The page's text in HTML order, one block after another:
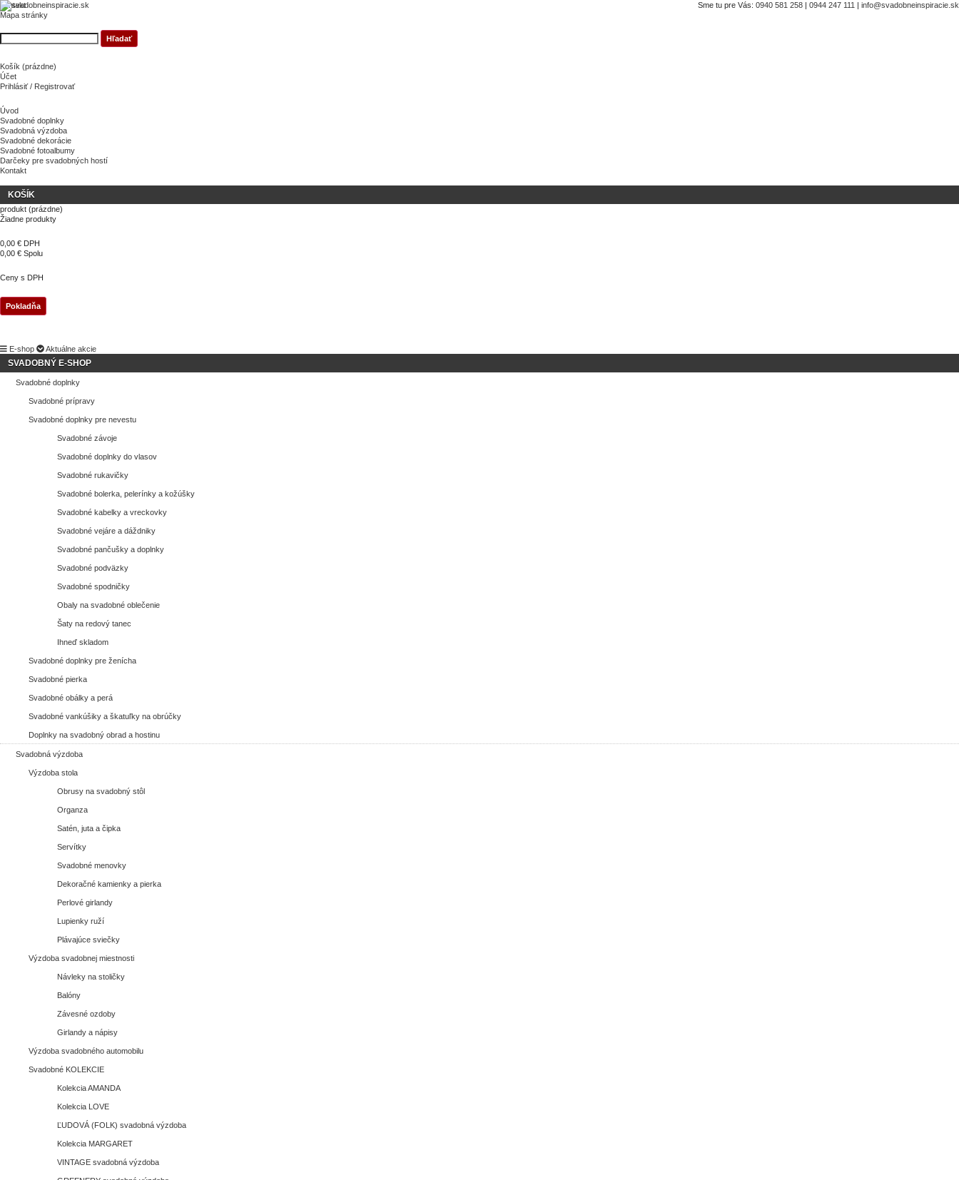
Sme tu pre Vás: 0940 581 258 | 0944 247 111 | info@svadobneinspiracie.sk
kontakt
Mapa stránky
Košík (prázdne)
Účet
Prihlásiť / Registrovať
Úvod
Svadobné doplnky
Svadobná výzdoba
Svadobné dekorácie
Svadobné fotoalbumy
Darčeky pre svadobných hostí
Kontakt
KOŠÍK
produkt (prázdne)
Žiadne produkty
0,00 € DPH
0,00 € Spolu
Ceny s DPH
Pokladňa
E-shop Aktuálne akcie
SVADOBNÝ E-SHOP
Svadobné doplnky
Svadobné prípravy
Svadobné doplnky pre nevestu
Svadobné závoje
Svadobné doplnky do vlasov
Svadobné rukavičky
Svadobné bolerka, pelerínky a kožúšky
Svadobné kabelky a vreckovky
Svadobné vejáre a dáždniky
Svadobné pančušky a doplnky
Svadobné podväzky
Svadobné spodničky
Obaly na svadobné oblečenie
Šaty na redový tanec
Ihneď skladom
Svadobné doplnky pre ženícha
Svadobné pierka
Svadobné obálky a perá
Svadobné vankúšiky a škatuľky na obrúčky
Doplnky na svadobný obrad a hostinu
Svadobná výzdoba
Výzdoba stola
Obrusy na svadobný stôl
Organza
Satén, juta a čipka
Servítky
Svadobné menovky
Dekoračné kamienky a pierka
Perlové girlandy
Lupienky ruží
Plávajúce sviečky
Výzdoba svadobnej miestnosti
Návleky na stoličky
Balóny
Závesné ozdoby
Girlandy a nápisy
Výzdoba svadobného automobilu
Svadobné KOLEKCIE
Kolekcia AMANDA
Kolekcia LOVE
ĽUDOVÁ (FOLK) svadobná výzdoba
Kolekcia MARGARET
VINTAGE svadobná výzdoba